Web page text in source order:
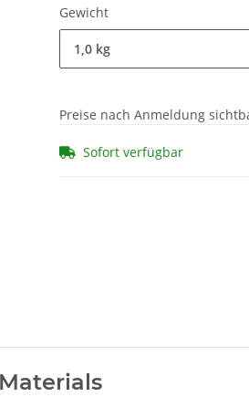
Gewicht
1,0 kg
Preise nach Anmeldung
Sofort verfügbar